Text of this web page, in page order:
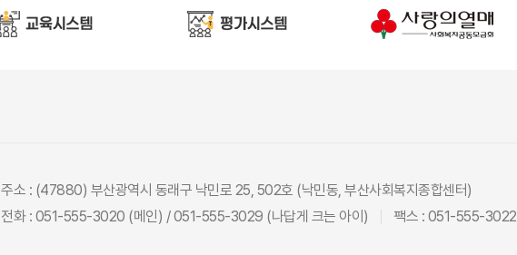
주소 : (47880) 부산광역시 동래구 낙민로 25, 502호 (낙민동, 부산사회복지종합센터)
전화 : 051-555-3020 (메인) / 051-555-3029 (나답게 크는 아이)
팩스 : 051-555-3022